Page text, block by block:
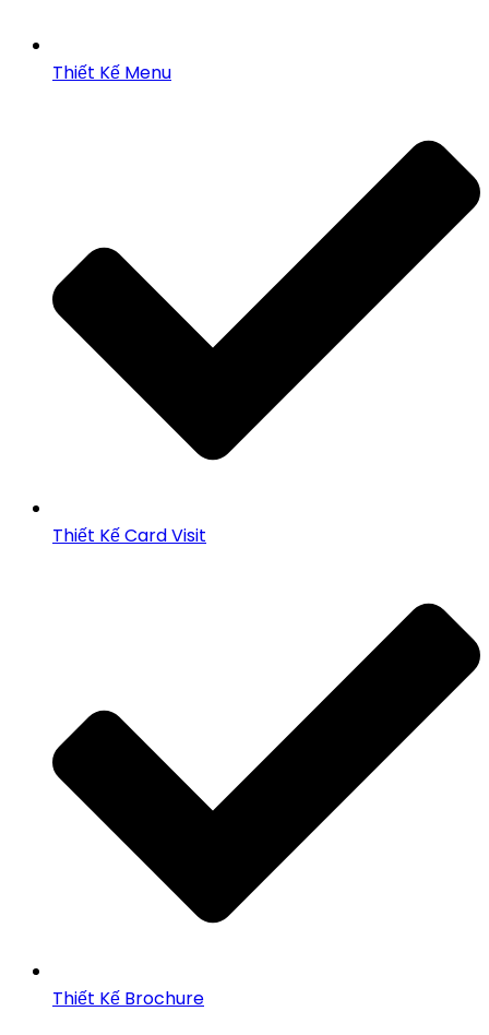
Thiết Kế Menu
Thiết Kế Card Visit
Thiết Kế Brochure